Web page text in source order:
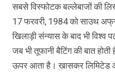
सबसे विस्फोटक बल्लेबाजों की
17 फरवरी, 1984 को साउथ
खिलाड़ी संन्यास के बाद भी
जब भी तूफानी बैटिंग की बात होती
ऊपर आता है। खासकर लिमिटेड